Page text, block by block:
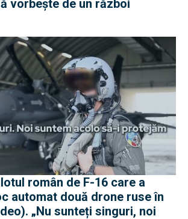
vorbește de un război
român de F-16 care a
automat două drone ruse în
„Nu sunteți singuri, noi